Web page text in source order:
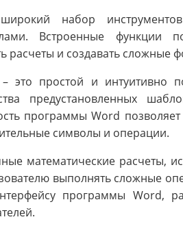
набор
Встроенные функции
расчеты и создавать сложные
это простой и интуитивно
предустановленных
программы Word
символы и операции.
математические расчеты,
выполнять сложные
программы Word,